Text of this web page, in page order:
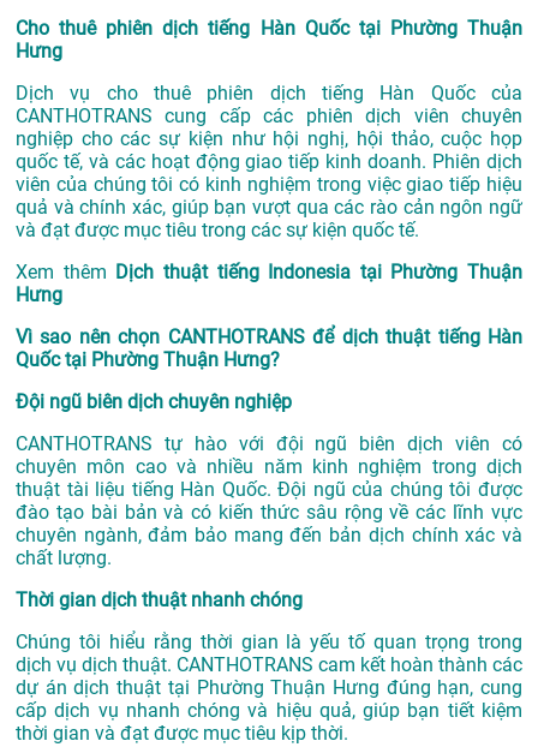
Cho thuê phiên dịch tiếng Hàn Quốc tại Phường Thuận
Hưng
Dịch vụ cho thuê phiên dịch tiếng Hàn Quốc của
CANTHOTRANS cung cấp các phiên dịch viên chuyên
nghiệp cho các sự kiện như hội nghị, hội thảo, cuộc họp
quốc tế, và các hoạt động giao tiếp kinh doanh. Phiên dịch
viên của chúng tôi có kinh nghiệm trong việc giao tiếp hiệu
quả và chính xác, giúp bạn vượt qua các rào cản ngôn ngữ
và đạt được mục tiêu trong các sự kiện quốc tế.
Xem thêm Dịch thuật tiếng Indonesia tại Phường Thuận
Hưng
Vì sao nên chọn CANTHOTRANS để dịch thuật tiếng Hàn
Quốc tại Phường Thuận Hưng?
Đội ngũ biên dịch chuyên nghiệp
CANTHOTRANS tự hào với đội ngũ biên dịch viên có
chuyên môn cao và nhiều năm kinh nghiệm trong dịch
thuật tài liệu tiếng Hàn Quốc. Đội ngũ của chúng tôi được
đào tạo bài bản và có kiến thức sâu rộng về các lĩnh vực
chuyên ngành, đảm bảo mang đến bản dịch chính xác và
chất lượng.
Thời gian dịch thuật nhanh chóng
Chúng tôi hiểu rằng thời gian là yếu tố quan trọng trong
dịch vụ dịch thuật. CANTHOTRANS cam kết hoàn thành các
dự ándịch thuật tại Phường Thuận Hưng đúng hạn, cung
cấp dịch vụ nhanh chóng và hiệu quả, giúp bạn tiết kiệm
thời gian và đạt được mục tiêu kịp thời.